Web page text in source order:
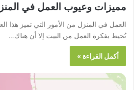
مميزات وعيوب العمل في
العمل في المنزل من الأمور التي تميز هذا
تُحيط بفكرة العمل من البيت إلا أن هناك…
أكمل القراءة »